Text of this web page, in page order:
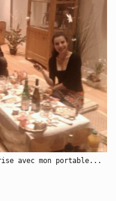
avec mon portable...